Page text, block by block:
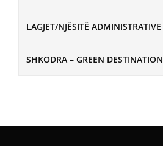
LAGJET/NJËSITË ADMINISTRATIVE
SHKODRA – GREEN DESTINATION